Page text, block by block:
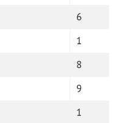
6
1
8
9
1